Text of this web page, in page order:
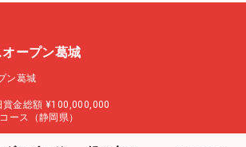
ープン葛城
ン葛城
賞金総額 ¥100,000,000
ース（静岡県）